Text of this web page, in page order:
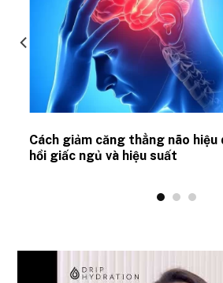
Cách giảm căng thẳng não hiệu
hồi giấc ngủ và hiệu suất